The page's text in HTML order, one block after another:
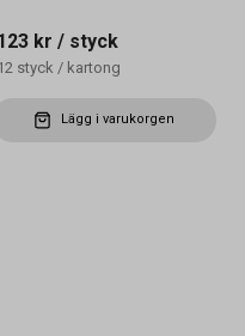
kr / styck
styck / kartong
Lägg i varukorgen